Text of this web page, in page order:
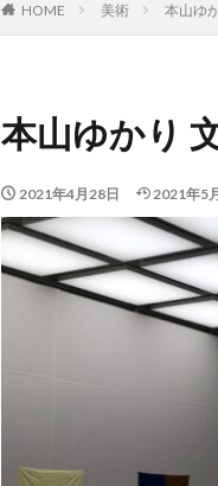
HOME 美術 本山ゆ
本山ゆかり
2021年4月28日 2021年5